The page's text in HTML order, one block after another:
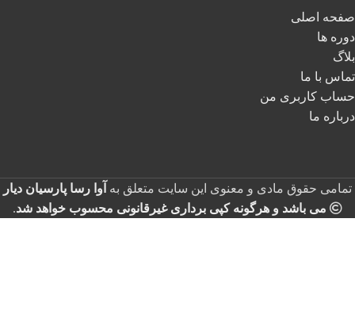
صفحه اصلی
دوره ها
بلاگ
تماس با ما
حساب کاربری من
درباره ما
تمامی حقوق مادی و معنوی این سایت متعلق به آوا رسا پارسیان دیار
می باشد و هرگونه کپی برداری غیرقانونی محسوب خواهد شد.